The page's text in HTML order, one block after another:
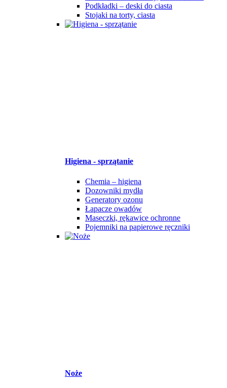
Podkładki – deski do ciasta
Stojaki na torty, ciasta
Higiena - sprzątanie
Chemia – higiena
Dozowniki mydła
Generatory ozonu
Łapacze owadów
Maseczki, rękawice ochronne
Pojemniki na papierowe ręczniki
Noże